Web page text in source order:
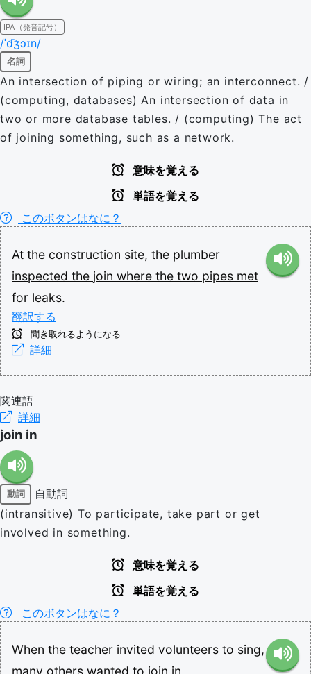
IPA（発音記号）
/ˈd͡ʒɔɪn/
名詞
An intersection of piping or wiring; an interconnect. /
(computing, databases) An intersection of data in
two or more database tables. / (computing) The act
of joining something, such as a network.
意味を覚える
単語を覚える
このボタンはなに？
At the construction site, the plumber
inspected the join where the two pipes met
for leaks.
翻訳する
聞き取れるようになる
詳細
関連語
詳細
join in
動詞
自動詞
(intransitive) To participate, take part or get
involved in something.
意味を覚える
単語を覚える
このボタンはなに？
When the teacher invited volunteers to sing,
many others wanted to join in.